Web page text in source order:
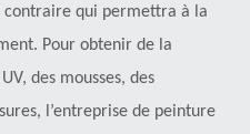
contraire qui permettra à la
Pour obtenir de la
des mousses, des
l’entreprise de peinture